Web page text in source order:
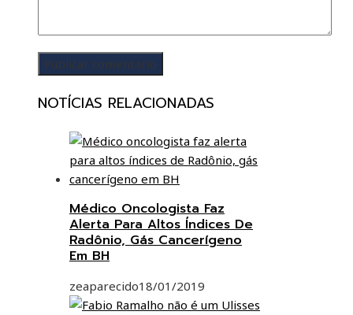
NOTÍCIAS RELACIONADAS
Médico Oncologista Faz
Alerta Para Altos Índices De
Radônio, Gás Cancerígeno
Em BH
zeaparecido18/01/2019